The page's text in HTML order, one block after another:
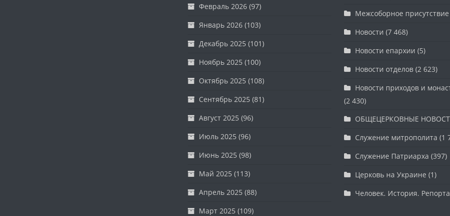
Февраль 2026(97)
Январь 2026(103)
Декабрь 2025 (101)
Ноябрь 2025 (100)
Октябрь 2025 (108)
Сентябрь 2025 (81)
Август 2025 (96)
Июль 2025 (96)
Июнь 2025 (98)
Май 2025 (113)
Апрель 2025 (88)
Март 2025 (109)
Межсоборное присутствие
Новости (7 468)
Новости епархии (5)
Новости отделов(2 623)
Новости приходов и
(2 430)
ОБЩЕЦЕРКОВНЫЕ
Служение митрополита (1
Служение Патриарха (397)
Церковь на Украине (1)
Человек. История.